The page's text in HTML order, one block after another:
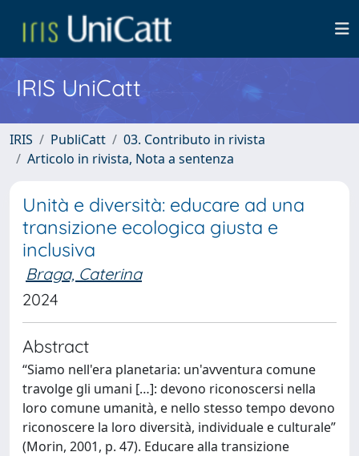
IRIS UniCatt
IRIS PubliCatt
03. Contributo in rivista
Articolo in rivista, Nota a sentenza
Unità e diversità: educare ad una
transizione ecologica giusta e
inclusiva
Braga, Caterina
2024
Abstract
“Siamo nell'era planetaria: un'avventura comune
travolge gli umani […]: devono riconoscersi nella
loro comune umanità, e nello stesso tempo devono
riconoscere la loro diversità, individuale e culturale”
(Morin, 2001, p. 47). Educare alla transizione